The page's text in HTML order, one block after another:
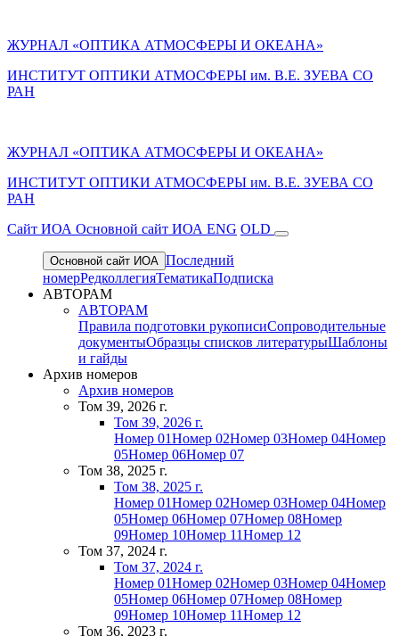
ЖУРНАЛ «ОПТИКА АТМОСФЕРЫ И ОКЕАНА»
ИНСТИТУТ ОПТИКИ АТМОСФЕРЫ им. В.Е. ЗУЕВА СО
РАН
ЖУРНАЛ «ОПТИКА АТМОСФЕРЫ И ОКЕАНА»
ИНСТИТУТ ОПТИКИ АТМОСФЕРЫ им. В.Е. ЗУЕВА СО
РАН
Cайт ИОА Основной сайт ИОА ENG OLD
Основной сайт ИОА Последний
номерРедколлегияТематикаПодписка
АВТОРАМ
АВТОРАМ
Правила подготовки рукописиСопроводительные
документыОбразцы списков литературыШаблоны
и гайды
Архив номеров
Архив номеров
Том 39, 2026 г.
Том 39, 2026 г.
Номер 01Номер 02Номер 03Номер 04Номер
05Номер 06Номер 07
Том 38, 2025 г.
Том 38, 2025 г.
Номер 01Номер 02Номер 03Номер 04Номер
05Номер 06Номер 07Номер 08Номер
09Номер 10Номер 11Номер 12
Том 37, 2024 г.
Том 37, 2024 г.
Номер 01Номер 02Номер 03Номер 04Номер
05Номер 06Номер 07Номер 08Номер
09Номер 10Номер 11Номер 12
Том 36, 2023 г.